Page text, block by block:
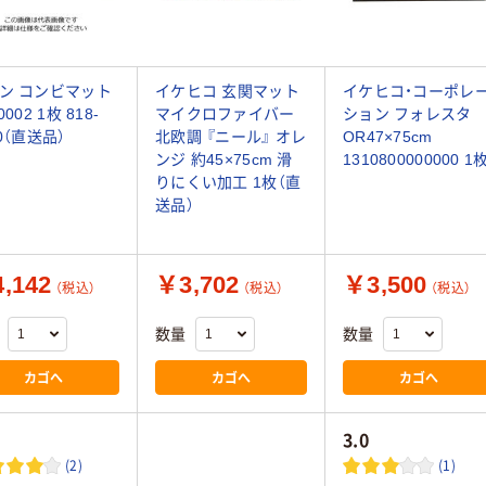
コンビマット
1枚 818-
直送品）
イケヒコ 玄関マット
マイクロファイバー
北欧調 『ニール』 オレ
ンジ 約45×75cm 滑
りにくい加工 1枚（直
送品）
イケヒコ・コーポレ
ション フォレスタ
OR47×75cm
1310800000000 1
（税込）
カゴへ
￥3,702 （税込）
数量
カゴへ
￥3,500 （税込）
数量
カゴへ
(2)
3.0
(1)